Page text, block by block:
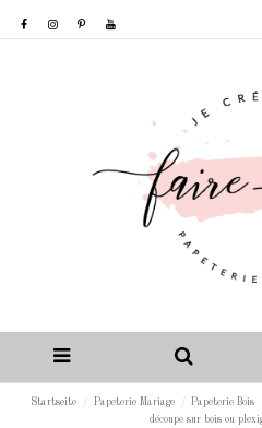
Startseite Papeterie Mariage Papeterie Bois
découpe sur bois ou